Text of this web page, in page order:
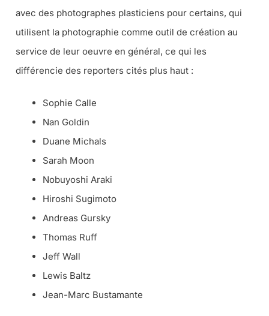
avec des photographes plasticiens pour certains, qui
utilisent la photographie comme outil de création au
service de leur oeuvre en général, ce qui les
différencie des reporters cités plus haut :
Sophie Calle
Nan Goldin
Duane Michals
Sarah Moon
Nobuyoshi Araki
Hiroshi Sugimoto
Andreas Gursky
Thomas Ruff
Jeff Wall
Lewis Baltz
Jean-Marc Bustamante